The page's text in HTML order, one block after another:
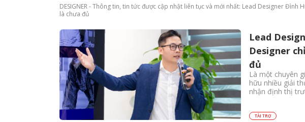
DESIGNER - Thông tin, tin tức được cập nhật liên tục và mới nhất: Lead Designer Đình
là chưa đủ
Lead
Designer
đủ
Là một chuyên
hữu nhiều giải
nhận định thị
TÀI TRỢ